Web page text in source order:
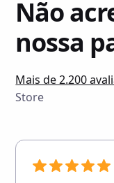
Não
nossa
Mais de 2.200
Store